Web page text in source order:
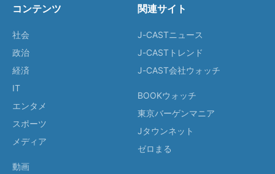
コンテンツ
社会
政治
経済
IT
エンタメ
スポーツ
メディア
動画
関連サイト
J-CASTニュース
J-CASTトレンド
J-CAST会社ウォッチ
BOOKウォッチ
東京バーゲンマニア
Jタウンネット
ゼロまる